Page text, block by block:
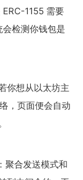
1155 需要
检测你钱包是
你想从以太坊主
，页面便会自动
聚合发送模式和